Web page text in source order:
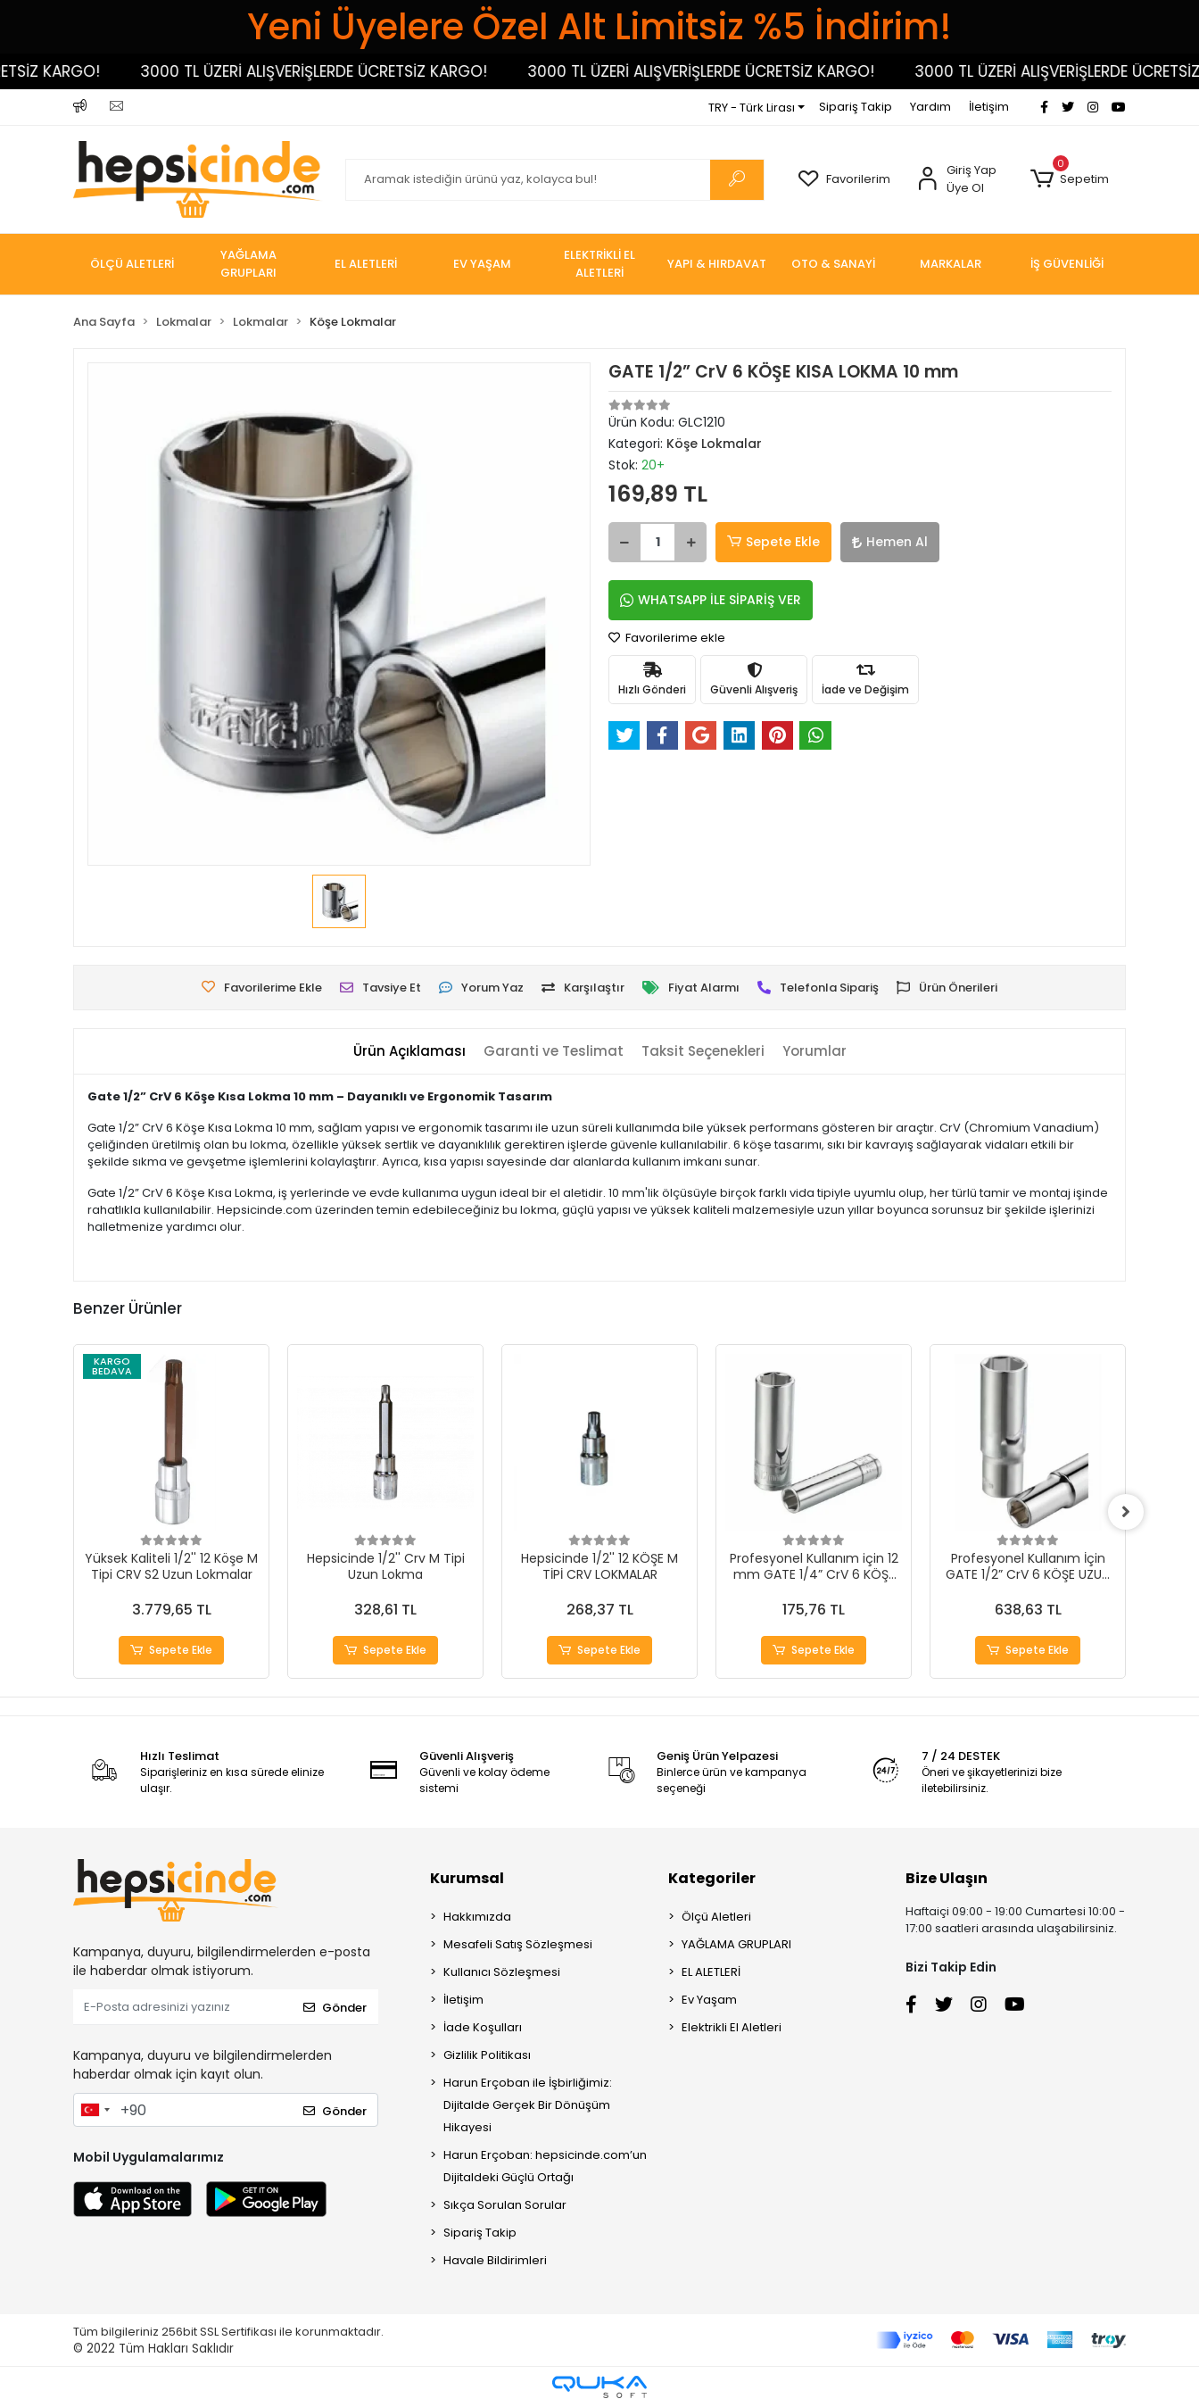
Yeni Üyelere Özel Alt Limitsiz %5 İndirim!
KARGO! 3000 TL ÜZERİ ALIŞVERİŞLERDE ÜCRETSİZ KARGO! 3000 TL ÜZERİ ALIŞVERİŞLERDE ÜCRETSİZ KARGO! 3000 TL ÜZERİ ALIŞVERİŞLERDE ÜCRETSİZ
TRY - Türk Lirası Sipariş Takip Yardım İletişim
Favorilerim
Giriş Yap
Üye Ol
0
Sepetim
ÖLÇÜ ALETLERİ
YAĞLAMA
GRUPLARI
EL ALETLERİ EV YAŞAM
ELEKTRİKLİ EL
ALETLERİ
YAPI & HIRDAVAT OTO & SANAYİ MARKALAR İŞ GÜVENLİĞİ
Ana Sayfa Lokmalar Lokmalar Köşe Lokmalar
GATE 1/2” CrV 6 KÖŞE KISA LOKMA 10 mm
Ürün Kodu: GLC1210
Kategori: Köşe Lokmalar
Stok: 20+
169,89 TL
Sepete Ekle Hemen Al
WHATSAPP İLE SİPARİŞ VER
Favorilerime ekle
Hızlı Gönderi Güvenli Alışveriş İade ve Değişim
Favorilerime Ekle Tavsiye Et Yorum Yaz Karşılaştır Fiyat Alarmı Telefonla Sipariş Ürün Önerileri
Ürün Açıklaması Garanti ve Teslimat Taksit Seçenekleri Yorumlar
Gate 1/2” CrV 6 Köşe Kısa Lokma 10 mm – Dayanıklı ve Ergonomik Tasarım
Gate 1/2” CrV 6 Köşe Kısa Lokma 10 mm, sağlam yapısı ve ergonomik tasarımı ile uzun süreli kullanımda bile yüksek performans gösteren bir araçtır. CrV (Chromium Vanadium)
çeliğinden üretilmiş olan bu lokma, özellikle yüksek sertlik ve dayanıklılık gerektiren işlerde güvenle kullanılabilir. 6 köşe tasarımı, sıkı bir kavrayış sağlayarak vidaları etkili bir
şekilde sıkma ve gevşetme işlemlerini kolaylaştırır. Ayrıca, kısa yapısı sayesinde dar alanlarda kullanım imkanı sunar.
Gate 1/2” CrV 6 Köşe Kısa Lokma, iş yerlerinde ve evde kullanıma uygun ideal bir el aletidir. 10 mm'lik ölçüsüyle birçok farklı vida tipiyle uyumlu olup, her türlü tamir ve montaj işinde
rahatlıkla kullanılabilir. Hepsicinde.com üzerinden temin edebileceğiniz bu lokma, güçlü yapısı ve yüksek kaliteli malzemesiyle uzun yıllar boyunca sorunsuz bir şekilde işlerinizi
halletmenize yardımcı olur.
Benzer Ürünler
KARGO
BEDAVA
Yüksek Kaliteli 1/2'' 12 Köşe M
Tipi CRV S2 Uzun Lokmalar
3.779,65 TL
Sepete Ekle
Hepsicinde 1/2'' Crv M Tipi
Uzun Lokma
328,61 TL
Sepete Ekle
Hepsicinde 1/2'' 12 KÖŞE M
TİPİ CRV LOKMALAR
268,37 TL
Sepete Ekle
Profesyonel Kullanım için 12
mm GATE 1/4” CrV 6 KÖŞE
175,76 TL
Sepete Ekle
Profesyonel Kullanım İçin
GATE 1/2” CrV 6 KÖŞE UZUN
638,63 TL
Sepete Ekle
Hızlı Teslimat
Siparişleriniz en kısa sürede elinize
ulaşır.
Güvenli Alışveriş
Güvenli ve kolay ödeme
sistemi
Geniş Ürün Yelpazesi
Binlerce ürün ve kampanya
seçeneği
7 / 24 DESTEK
Öneri ve şikayetlerinizi bize
iletebilirsiniz.
Kampanya, duyuru, bilgilendirmelerden e-posta
ile haberdar olmak istiyorum.
Gönder
Kampanya, duyuru ve bilgilendirmelerden
haberdar olmak için kayıt olun.
Gönder
Mobil Uygulamalarımız
Kurumsal
Hakkımızda
Mesafeli Satış Sözleşmesi
Kullanıcı Sözleşmesi
İletişim
İade Koşulları
Gizlilik Politikası
Harun Erçoban ile İşbirliğimiz:
Dijitalde Gerçek Bir Dönüşüm
Hikayesi
Harun Erçoban: hepsicinde.com’un
Dijitaldeki Güçlü Ortağı
Sıkça Sorulan Sorular
Sipariş Takip
Havale Bildirimleri
Kategoriler
Ölçü Aletleri
YAĞLAMA GRUPLARI
EL ALETLERİ
Ev Yaşam
Elektrikli El Aletleri
Bize Ulaşın
Haftaiçi 09:00 - 19:00 Cumartesi 10:00 -
17:00 saatleri arasında ulaşabilirsiniz.
Bizi Takip Edin
Tüm bilgileriniz 256bit SSL Sertifikası ile korunmaktadır.
© 2022 Tüm Hakları Saklıdır